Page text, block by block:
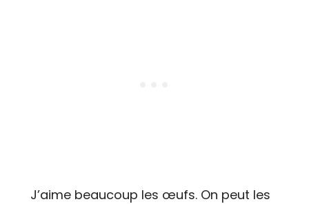
J’aime beaucoup les œufs. On peut les